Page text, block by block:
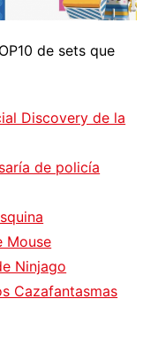
de sets que
Discovery de la
de policía
Mouse
Ninjago
Cazafantasmas